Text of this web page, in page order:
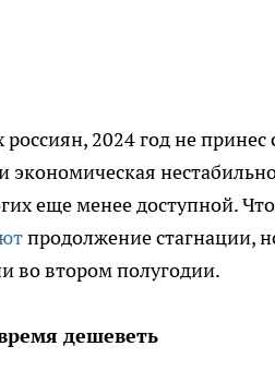
2024 год не
еще менее доступной.
продолжение стагнации,
во втором полугодии.
дешеветь